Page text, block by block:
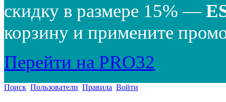
скидку в размере 15% —
корзину и примените
Перейти на PRO32
Поиск Пользователи Правила Войти